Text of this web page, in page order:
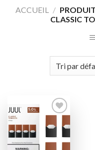
ACCUEIL /
CLASSIC
Add to
wishlist